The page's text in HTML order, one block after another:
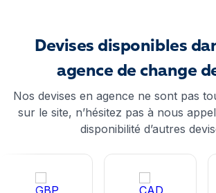
Devises disponibles
agence de change
Nos devises en agence ne sont pas
sur le site, n’hésitez pas à nous
disponibilité d’autres